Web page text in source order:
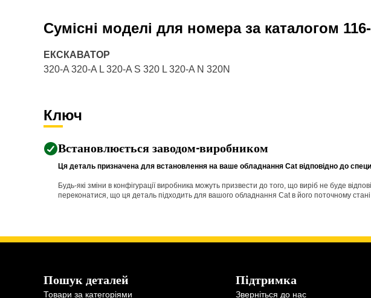
Сумісні моделі для номера за каталогом
ЕКСКАВАТОР
320-A 320-A L 320-A S 320 L 320-A N 320N
Ключ
Встановлюється заводом-виробником
Ця деталь призначена для встановлення на ваше обладнання Cat відповідно до
Будь-які зміни в конфігурації виробника можуть призвести до того, що виріб не буде
переконатися, що ця деталь підходить для вашого обладнання Cat в його поточному
Пошук деталей
Товари за категоріями
Підтримка
Зверніться до нас